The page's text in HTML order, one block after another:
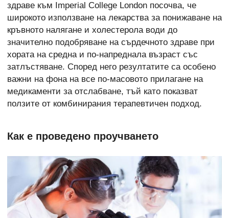
здраве към Imperial College London посочва, че
широкото използване на лекарства за понижаване на
кръвното налягане и холестерола води до
значително подобряване на сърдечното здраве при
хората на средна и по-напреднала възраст със
затлъстяване. Според него резултатите са особено
важни на фона на все по-масовото прилагане на
медикаменти за отслабване, тъй като показват
ползите от комбинирания терапевтичен подход.
Как е проведено проучването